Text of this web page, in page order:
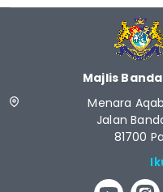
Majlis
81700